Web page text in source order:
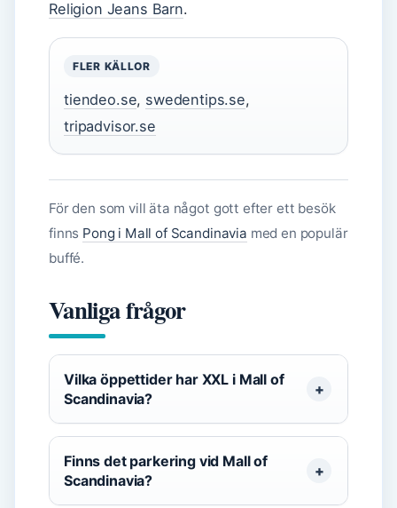
Religion Jeans Barn.
FLER KÄLLOR
tiendeo.se, swedentips.se,
tripadvisor.se
För den som vill äta något gott efter ett besök
finns Pong i Mall of Scandinavia med en populär
buffé.
Vanliga frågor
Vilka öppettider har XXL i Mall of
Scandinavia?
Finns det parkering vid Mall of
Scandinavia?